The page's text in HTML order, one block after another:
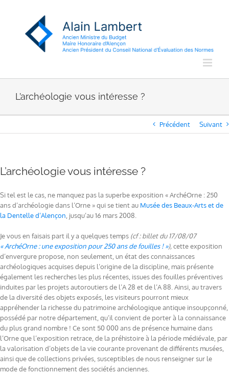
L’archéologie vous intéresse ?
Précédent Suivant
L’archéologie vous intéresse ?
Si tel est le cas, ne manquez pas la superbe exposition « ArchéOrne : 250
ans d’archéologie dans l’Orne » qui se tient au Musée des Beaux-Arts et de
la Dentelle d’Alençon , jusqu’au 16 mars 2008.
Je vous en faisais part il y a quelques temps (cf : billet du 17/08/07
« ArchéOrne : une exposition pour 250 ans de fouilles ! »),cette exposition
d’envergure propose, non seulement, un état des connaissances
archéologiques acquises depuis l’origine de la discipline, mais présente
également les recherches les plus récentes, issues des fouilles préventives
induites par les projets autoroutiers de l’A 28 et de l’A 88. Ainsi, au travers
de la diversité des objets exposés, les visiteurs pourront mieux
appréhender la richesse du patrimoine archéologique antique insoupçonné,
possédé par notre département, qu’il convient de porter à la connaissance
du plus grand nombre ! Ce sont 50 000 ans de présence humaine dans
l’Orne que l’exposition retrace, de la préhistoire à la période médiévale, par
la valorisation d’objets de la vie courante provenant de différents musées,
ainsi que de collections privées, susceptibles de nous renseigner sur le
mode de fonctionnement des sociétés anciennes.